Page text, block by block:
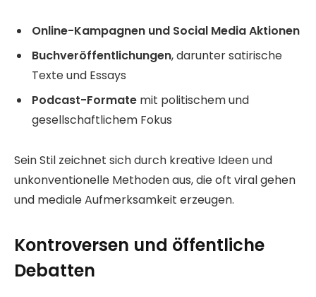
Online-Kampagnen und Social Media Aktionen
Buchveröffentlichungen, darunter satirische
Texte und Essays
Podcast-Formate mit politischem und
gesellschaftlichem Fokus
Sein Stil zeichnet sich durch kreative Ideen und
unkonventionelle Methoden aus, die oft viral gehen
und mediale Aufmerksamkeit erzeugen.
Kontroversen und öffentliche
Debatten